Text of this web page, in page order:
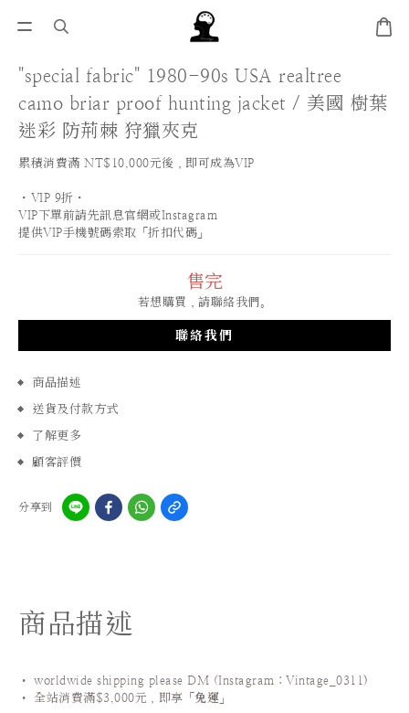
"special fabric" 1980-90s USA realtree
camo briar proof hunting jacket / 美國 樹葉
迷彩 防荊棘 狩獵夾克
累積消費滿 NT$10,000元後，即可成為VIP
・VIP 9折・
VIP下單前請先訊息官網或Instagram
提供VIP手機號碼索取「折扣代碼」
售完
若想購買，請聯絡我們。
聯絡我們
商品描述
送貨及付款方式
了解更多
顧客評價
分享到
商品描述
• worldwide shipping please DM (Instagram：Vintage_0311)
• 全站消費滿$3,000元，即享「 免運 」